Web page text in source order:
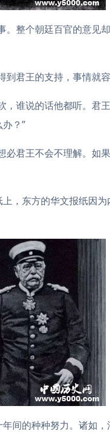
。整个朝廷百官的意见
到君王的支持，事情就
，谁说的话他都听。君
？”
君王不会不理解。如
，东方的华文报纸因
间的种种努力。诸如